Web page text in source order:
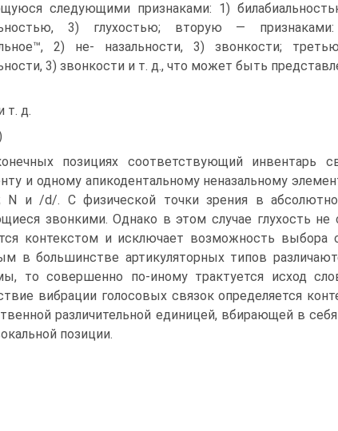
следующими признаками: 1)
3) глу­хостью; вторую —
2) не- назальности, 3) звонкости;
3) звонкости и т. д., что мо­жет быть
т. д.
позициях соответствующий инвентарь
и одному апикодентальному неназальному
и /d/. С физической точки зрения в
звонкими. Однако в этом случае глухость
контекстом и исключает возможность выбора
в большинстве артикуляторных типов
то совершенно по-иному трактуется исход
вибрации голосовых связок определяется
различительной единицей, вбираю­щей в
позиции.